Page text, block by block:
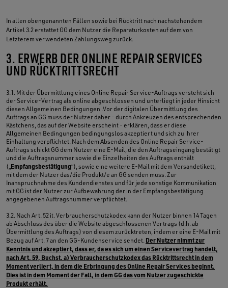
In allen obengenannten Fällen sowie bei Rücktritt nach nachstehendem
Artikel 3.2 erstattet GG dem Nutzer die Reparaturkosten auf dem von
Letzterem verwendeten Zahlungsweg zurück.
3. ERWERB DER ONLINE REPAIR SERVICES
UND RÜCKTRITTSRECHT
3.1. Mit der Übermittlung eines Online Repair Service-Auftrags versteht sich
der Service-Vertrag als online abgeschlossen und unterliegt in jeder Hinsicht
diesen Allgemeinen Bedingungen .Vor der digitalen Übermittlung des
Auftrags an GG muss der Nutzer daher - durch Ankreuzen des entsprechenden
Kästchens, das auf der Website erscheint - erklären, dass er diese
Allgemeinen Bedingungen bedingungslos akzeptiert und sich zu ihrer
Einhaltung verpflichtet. Nach dem Absenden des Online Repair Service-
Auftrags schickt GG dem Nutzer eine E-Mail, die den Auftragseingang bestätigt
und die Auftragsnummer sowie die Einzelheiten des Auftrags enthält
(„Empfangsbestätigung“), sowie eine weitere E-Mail mit dem Versandetikett,
mit dem der Nutzer das/die Produkt/e an GG senden muss. Zur
Inanspruchnahme des Kundendienstes und für jede sonstige Kommunikation
mit GG ist der Nutzer zur Aufbewahrung der in der Empfangsbestätigung
angegebenen Auftragsnummer verpflichtet.
3.2. Nach Art. 52 it. Verbraucherschutzkodex kann der Nutzer binnen 14 Tagen
ab Abschluss des über die Website abgeschlossenen Vertrags (d.h. ab
Übermittlung des Auftrags) von diesem zurücktreten, indem er eine E-Mail mit
Bezug auf Art. 7 an den GG-Kundenservice sendet. Der Nutzer nimmt zur
Kenntnis und akzeptiert, dass er, da es sich um einen Servicevertrag handelt,
nach Art. 59, Buchst. a) Verbraucherschutzkodex das Rücktrittsrecht in dem
Moment verliert, in dem die Erbringung des Online Repair Services beginnt.
Dies ist in dem Moment der Fall, in dem GG das vom Nutzer zugeschickte
Produkt erhält.